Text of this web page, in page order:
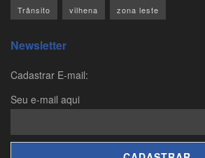
Trânsito vilhena zona leste
Newsletter
Cadastrar E-mail:
Seu e-mail aqui